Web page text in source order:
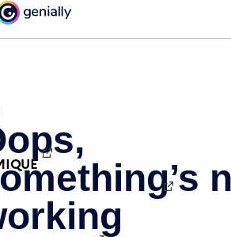
Académie de Montpellier
Académie de Toulouse
Ministère de l'éducation